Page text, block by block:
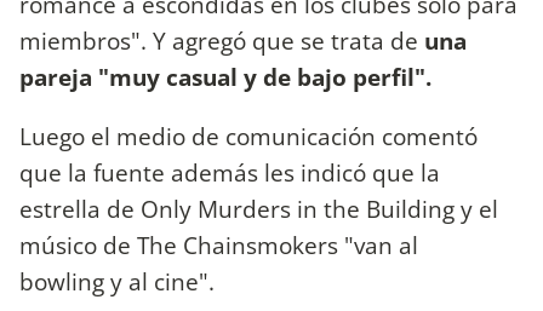
miembros". Y agregó que se trata de una
pareja "muy casual y de bajo perfil".
Luego el medio de comunicación comentó
que la fuente además les indicó que la
estrella de Only Murders in the Building y el
músico de The Chainsmokers "van al
bowling y al cine".